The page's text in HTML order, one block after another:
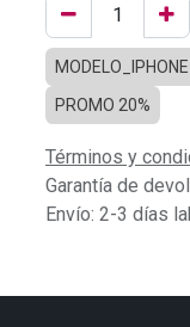
PROMO 20%
Términos y
Garantía de
Envío: 2-3 días